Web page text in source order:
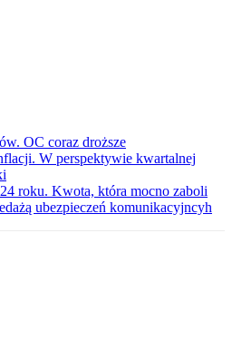
OC coraz droższe
W perspektywie kwartalnej
roku. Kwota, która mocno zaboli
ubezpieczeń komunikacyjncyh